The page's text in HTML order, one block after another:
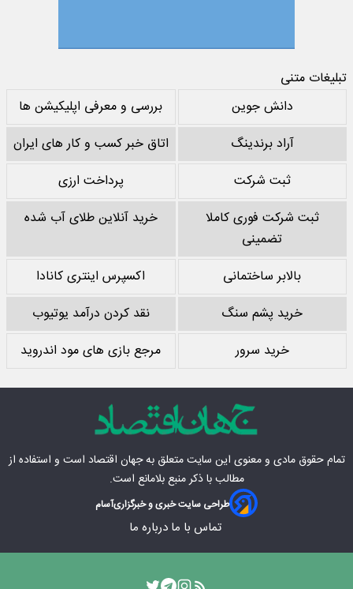
تبلیغات متنی
دانش جوین
بررسی و معرفی اپلیکیشن ها
آراد برندینگ
اتاق خبر کسب و کار های ایران
ثبت شرکت
پرداخت ارزی
ثبت شرکت فوری کاملا
تضمینی
خرید آنلاین طلای آب شده
بالابر ساختمانی
اکسپرس اینتری کانادا
خرید پشم سنگ
نقد کردن درآمد یوتیوب
خرید سرور
مرجع بازی های مود اندروید
تمام حقوق مادی‌ و معنوی این سایت متعلق بهجهان اقتصاد است و استفاده از
مطالب با ذکر منبع بلامانع است.
طراحی سایت خبری و خبرگزاریآسام
تماس با ما درباره ما